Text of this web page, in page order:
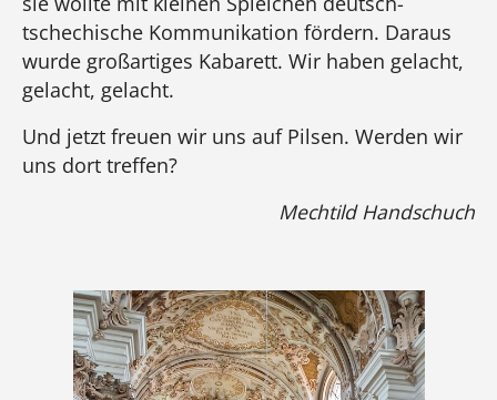
tschechische Kommunikation fördern. Daraus
wurde großartiges Kabarett. Wir haben gelacht,
gelacht, gelacht.
Und jetzt freuen wir uns auf Pilsen. Werden wir
uns dort treffen?
Mechtild Handschuch